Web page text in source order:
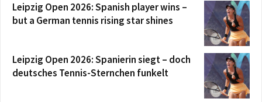
Leipzig Open 2026: Spanish player wins –
but a German tennis rising star shines
Leipzig Open 2026: Spanierin siegt – doch
deutsches Tennis-Sternchen funkelt